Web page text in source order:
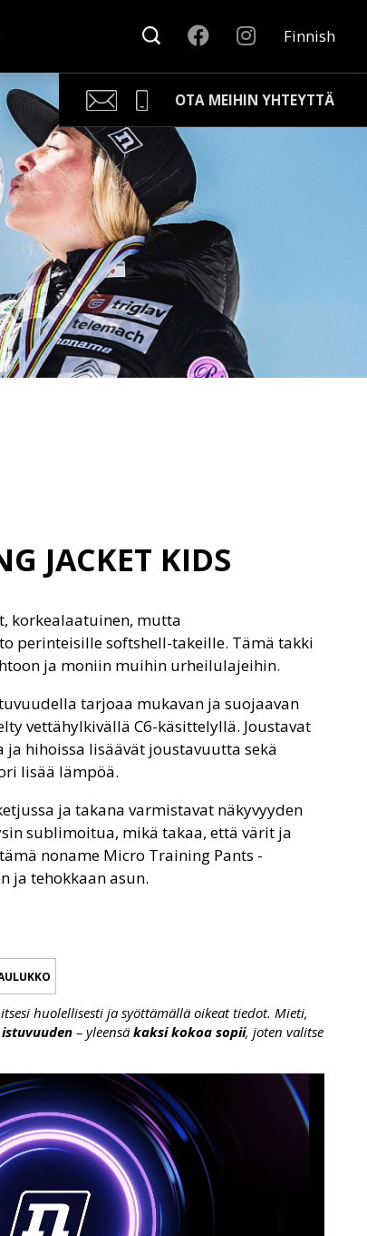
Finnish
OTA MEIHIN YHTEYTTÄ
Kari Arponen
Avainasiakaspäällikkö
kari.arponen@nonamesport.com
Phone:+358 40 5527 988
Samu Laine
Myyntipäällikkö
samu@nonamesport.com
Phone:+358 50 596 8651
JACKET KIDS
korkealaatuinen, mutta
perinteisille softshell-takeille. Tämä takki
ja moniin muihin urheilulajeihin.
tarjoaa mukavan ja suojaavan
vettähylkivällä C6-käsittelyllä. Joustavat
hihoissa lisäävät joustavuutta sekä
lisää lämpöä.
ja takana varmistavat näkyvyyden
sublimoitua, mikä takaa, että värit ja
noname Micro Training Pants -
ja tehokkaan asun.
huolellisesti ja syöttämällä oikeat tiedot. Mieti,
– yleensä kaksi kokoa sopii, joten valitse